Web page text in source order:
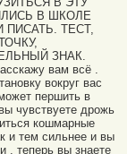
В ШКОЛЕ
ТЕСТ,
ЗНАК.
вам всё .
вокруг вас
першить в
чувствуете дрожь
кошмарные
и тем сильнее и вы
. теперь вы знаете